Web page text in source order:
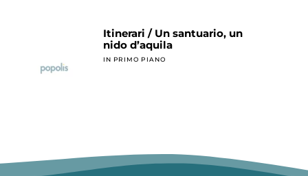
Itinerari / Un santuario, un
nido d’aquila
IN PRIMO PIANO